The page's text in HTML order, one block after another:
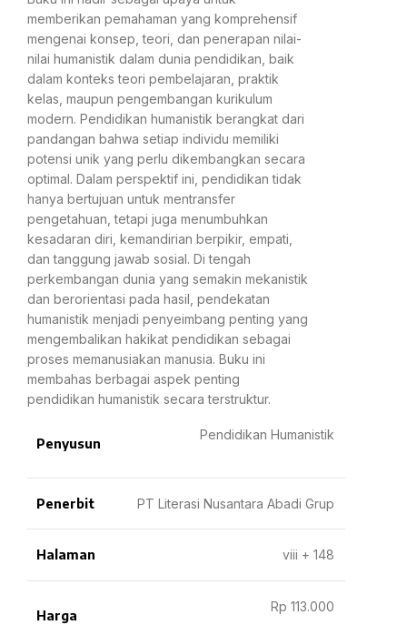
memberikan pemahaman yang komprehensif
mengenai konsep, teori, dan penerapan nilai-
nilai humanistik dalam dunia pendidikan, baik
dalam konteks teori pembelajaran, praktik
kelas, maupun pengembangan kurikulum
modern. Pendidikan humanistik berangkat dari
pandangan bahwa setiap individu memiliki
potensi unik yang perlu dikembangkan secara
optimal. Dalam perspektif ini, pendidikan tidak
hanya bertujuan untuk mentransfer
pengetahuan, tetapi juga menumbuhkan
kesadaran diri, kemandirian berpikir, empati,
dan tanggung jawab sosial. Di tengah
perkembangan dunia yang semakin mekanistik
dan berorientasi pada hasil, pendekatan
humanistik menjadi penyeimbang penting yang
mengembalikan hakikat pendidikan sebagai
proses memanusiakan manusia. Buku ini
membahas berbagai aspek penting
pendidikan humanistik secara terstruktur.
Penyusun
Pendidikan Humanistik
Penerbit PT Literasi Nusantara Abadi Grup
Halaman viii + 148
Harga
Rp 113.000